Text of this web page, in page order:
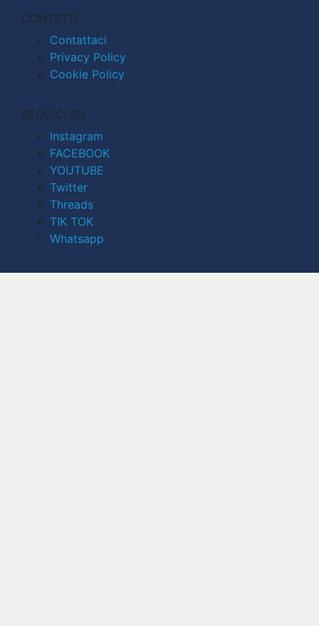
CONTATTI
Contattaci
Privacy Policy
Cookie Policy
SEGUICI SU
Instagram
FACEBOOK
YOUTUBE
Twitter
Threads
TIK TOK
Whatsapp